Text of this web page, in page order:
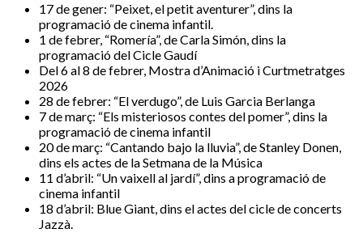
17 de gener: “Peixet, el petit aventurer”, dins la
programació de cinema infantil.
1 de febrer, “Romería”, de Carla Simón, dins la
programació del Cicle Gaudí
Del 6 al 8 de febrer, Mostra d’Animació i Curtmetratges
2026
28 de febrer: “El verdugo”, de Luis Garcia Berlanga
7 de març: “Els misteriosos contes del pomer”, dins la
programació de cinema infantil
20 de març: “Cantando bajo la lluvia”, de Stanley Donen,
dins els actes de la Setmana de la Música
11 d’abril: “Un vaixell al jardí”, dins a programació de
cinema infantil
18 d’abril: Blue Giant, dins el actes del cicle de concerts
Jazzà.